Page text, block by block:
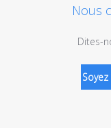
Nous
Dites-